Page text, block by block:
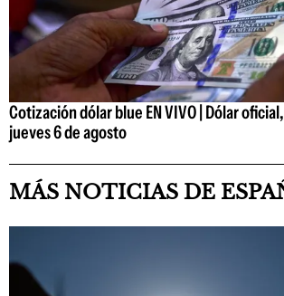
Cotización dólar blue EN VIVO | Dólar
jueves 6 de agosto
MÁS NOTICIAS DE